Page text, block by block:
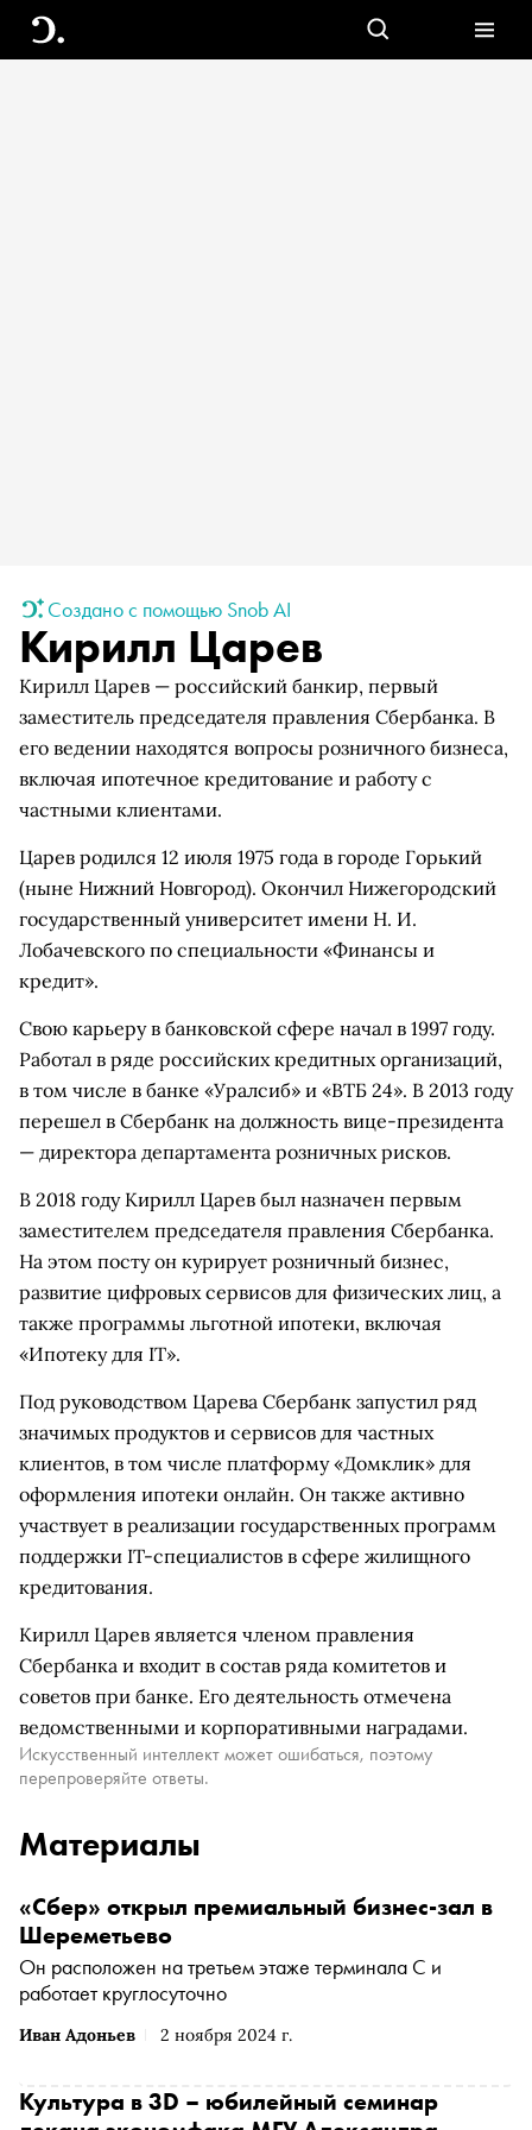
Создано с помощью Snob AI
Кирилл Царев
Кирилл Царев — российский банкир, первый
заместитель председателя правления Сбербанка. В
его ведении находятся вопросы розничного бизнеса,
включая ипотечное кредитование и работу с
частными клиентами.
Царев родился 12 июля 1975 года в городе Горький
(ныне Нижний Новгород). Окончил Нижегородский
государственный университет имени Н. И.
Лобачевского по специальности «Финансы и
кредит».
Свою карьеру в банковской сфере начал в 1997 году.
Работал в ряде российских кредитных организаций,
в том числе в банке «Уралсиб» и «ВТБ 24». В 2013 году
перешел в Сбербанк на должность вице-президента
— директора департамента розничных рисков.
В 2018 году Кирилл Царев был назначен первым
заместителем председателя правления Сбербанка.
На этом посту он курирует розничный бизнес,
развитие цифровых сервисов для физических лиц, а
также программы льготной ипотеки, включая
«Ипотеку для IT».
Под руководством Царева Сбербанк запустил ряд
значимых продуктов и сервисов для частных
клиентов, в том числе платформу «Домклик» для
оформления ипотеки онлайн. Он также активно
участвует в реализации государственных программ
поддержки IT-специалистов в сфере жилищного
кредитования.
Кирилл Царев является членом правления
Сбербанка и входит в состав ряда комитетов и
советов при банке. Его деятельность отмечена
ведомственными и корпоративными наградами.
Искусственный интеллект может ошибаться, поэтому
перепроверяйте ответы.
Материалы
Иван Адоньев 2 ноября 2024 г.
«Сбер» открыл премиальный бизнес-зал в
Шереметьево
Он расположен на третьем этаже терминала C и
работает круглосуточно
Культура в 3D – юбилейный семинар